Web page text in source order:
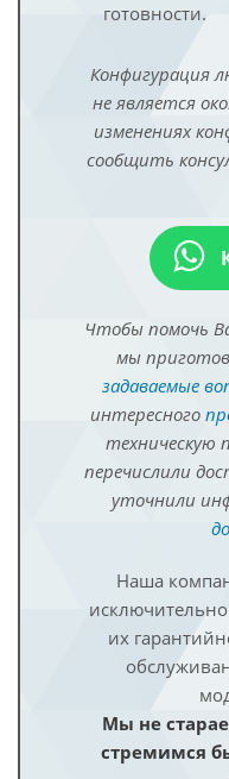
готовности.
Конфигурация
не является
изменениях
сообщить
Чтобы помочь
мы
задаваемые
интересного
техническую
перечислили
уточнили
Наша
их
Мы не
стремимся